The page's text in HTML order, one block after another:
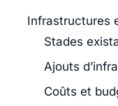
Infrastructures
Stades
Ajouts
Coûts et